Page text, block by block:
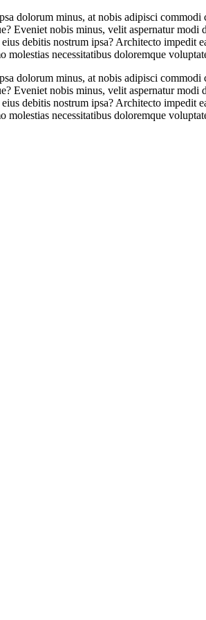
dolorum minus, at nobis adipisci
Eveniet nobis minus, velit aspernatur
debitis nostrum ipsa? Architecto
molestias necessitatibus doloremque
dolorum minus, at nobis adipisci
Eveniet nobis minus, velit aspernatur
debitis nostrum ipsa? Architecto
molestias necessitatibus doloremque